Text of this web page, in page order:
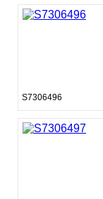
S7306496